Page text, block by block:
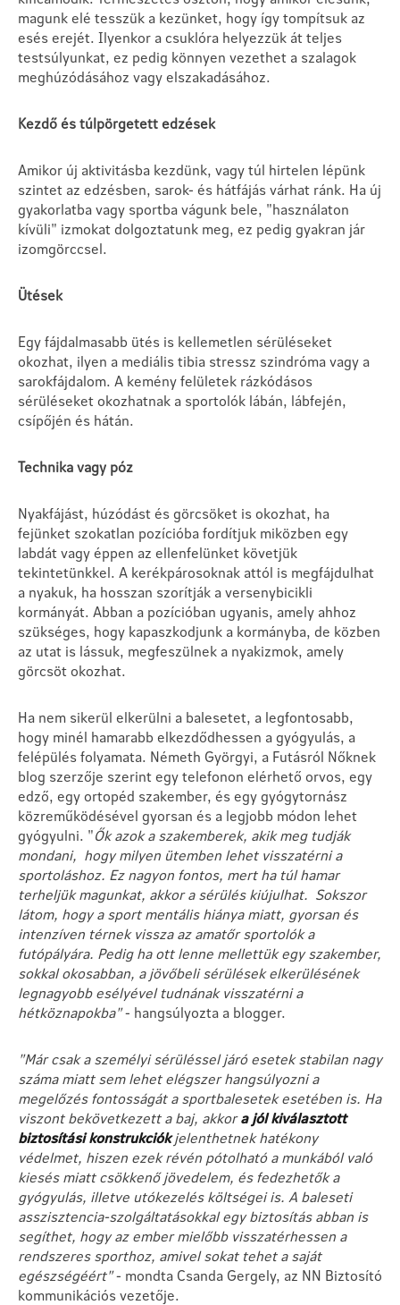
magunk elé tesszük a kezünket, hogy így tompítsuk az
esés erejét. Ilyenkor a csuklóra helyezzük át teljes
testsúlyunkat, ez pedig könnyen vezethet a szalagok
meghúzódásához vagy elszakadásához.
Kezdő és túlpörgetett edzések
Amikor új aktivitásba kezdünk, vagy túl hirtelen lépünk
szintet az edzésben, sarok- és hátfájás várhat ránk. Ha új
gyakorlatba vagy sportba vágunk bele, "használaton
kívüli" izmokat dolgoztatunk meg, ez pedig gyakran jár
izomgörccsel.
Ütések
Egy fájdalmasabb ütés is kellemetlen sérüléseket
okozhat, ilyen a mediális tibia stressz szindróma vagy a
sarokfájdalom. A kemény felületek rázkódásos
sérüléseket okozhatnak a sportolók lábán, lábfején,
csípőjén és hátán.
Technika vagy póz
Nyakfájást, húzódást és görcsöket is okozhat, ha
fejünket szokatlan pozícióba fordítjuk miközben egy
labdát vagy éppen az ellenfelünket követjük
tekintetünkkel. A kerékpárosoknak attól is megfájdulhat
a nyakuk, ha hosszan szorítják a versenybicikli
kormányát. Abban a pozícióban ugyanis, amely ahhoz
szükséges, hogy kapaszkodjunk a kormányba, de közben
az utat is lássuk, megfeszülnek a nyakizmok, amely
görcsöt okozhat.
Ha nem sikerül elkerülni a balesetet, a legfontosabb,
hogy minél hamarabb elkezdődhessen a gyógyulás, a
felépülés folyamata. Németh Györgyi, a Futásról Nőknek
blog szerzője szerint egy telefonon elérhető orvos, egy
edző, egy ortopéd szakember, és egy gyógytornász
közreműködésével gyorsan és a legjobb módon lehet
gyógyulni. "Ők azok a szakemberek, akik meg tudják
mondani, hogy milyen ütemben lehet visszatérni a
sportoláshoz. Ez nagyon fontos, mert ha túl hamar
terheljük magunkat, akkor a sérülés kiújulhat. Sokszor
látom, hogy a sport mentális hiánya miatt, gyorsan és
intenzíven térnek vissza az amatőr sportolók a
futópályára. Pedig ha ott lenne mellettük egy szakember,
sokkal okosabban, a jövőbeli sérülések elkerülésének
legnagyobb esélyével tudnának visszatérni a
hétköznapokba"- hangsúlyozta a blogger.
"Már csak a személyi sérüléssel járó esetek stabilan nagy
száma miatt sem lehet elégszer hangsúlyozni a
megelőzés fontosságát a sportbalesetek esetében is. Ha
viszont bekövetkezett a baj, akkora jól kiválasztott
biztosítási konstrukciókjelenthetnek hatékony
védelmet, hiszen ezek révén pótolható a munkából való
kiesés miatt csökkenő jövedelem, és fedezhetők a
gyógyulás, illetve utókezelés költségei is. A baleseti
asszisztencia-szolgáltatásokkal egy biztosítás abban is
segíthet, hogy az ember mielőbb visszatérhessen a
rendszeres sporthoz, amivel sokat tehet a saját
egészségéért"- mondta Csanda Gergely, az NN Biztosító
kommunikációs vezetője.